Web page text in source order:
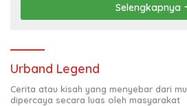
Selengkapnya
Urband Legend
Cerita atau kisah yang menyebar dari
dipercaya secara luas oleh masyarakat